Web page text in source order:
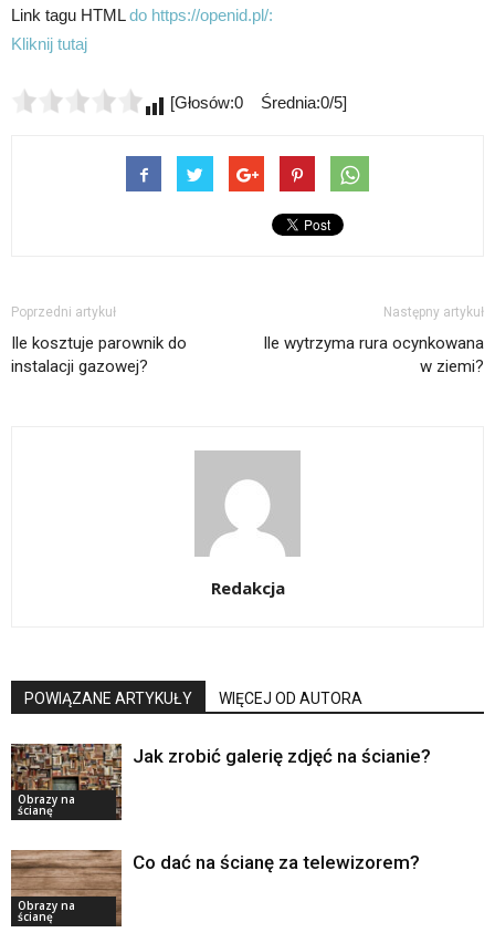
Link tagu HTMLdo https://openid.pl/:
Kliknij tutaj
[Głosów:0 Średnia:0/5]
Poprzedni artykuł
Ile kosztuje parownik do
instalacji gazowej?
Następny artykuł
Ile wytrzyma rura ocynkowana
w ziemi?
Redakcja
POWIĄZANE ARTYKUŁY WIĘCEJ OD AUTORA
Obrazy na
ścianę
Jak zrobić galerię zdjęć na ścianie?
Obrazy na
ścianę
Co dać na ścianę za telewizorem?